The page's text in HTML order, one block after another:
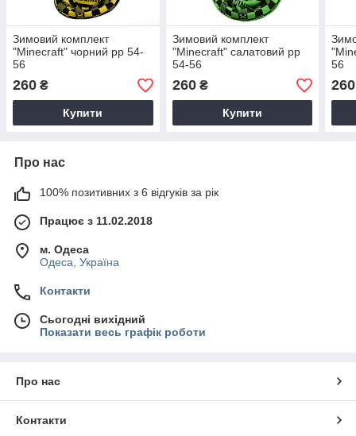
Зимовий комплект
"Minecraft" чорний рр 54-
56
260 ₴
Купити
Зимовий комплект
"Minecraft" салатовий рр
54-56
260₴
Купити
56
260
Про нас
100% позитивних з 6 відгуків за рік
Працює з 11.02.2018
м. Одеса
Одеса, Україна
Контакти
Сьогодні вихідний
Показати весь графік роботи
Про нас
Контакти